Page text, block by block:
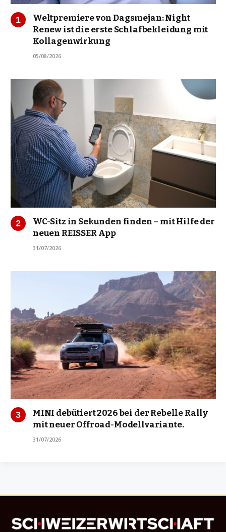
Weltpremiere von Dagsmejan: Night
Renew ist die erste Schlafbekleidung mit
Kollagenwirkung
05/08/2026
WC-Sitz in Sekunden finden – mit Hilfe der
neuen REISSER App
31/07/2026
MINI debütiert 2026 bei der Rebelle Rally
mit neuer Offroad-Modellvariante.
31/07/2026